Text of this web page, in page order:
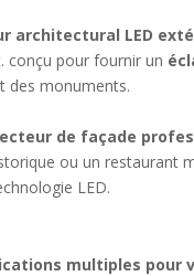
architectural LED
conçu pour fournir un
des monuments.
de façade
ou un restaurant
LED.
multiples pour